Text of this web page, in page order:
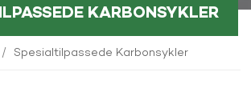
KARBONSYKLER
/ Spesialtilpassede Karbonsykler